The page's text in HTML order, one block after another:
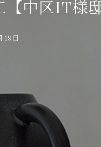
【中区IT様
19日